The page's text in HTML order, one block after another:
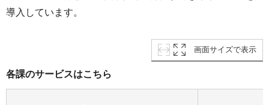
導入しています。
画面サイズで表示
各課のサービスはこちら